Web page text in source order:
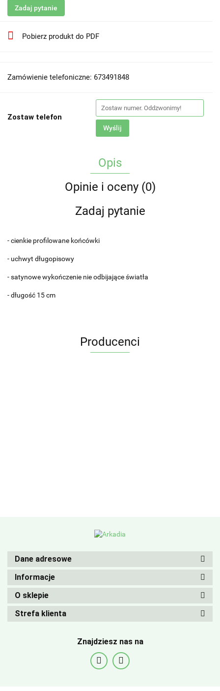
Zadaj pytanie
Pobierz produkt do PDF
Zamówienie telefoniczne: 673491848
Zostaw telefon
Wyślij
Opis
Opinie i oceny (0)
Zadaj pytanie
- cienkie profilowane końcówki
- uchwyt długopisowy
- satynowe wykończenie nie odbijające światła
- długość 15 cm
Producenci
Dane adresowe
Informacje
O sklepie
Strefa klienta
Znajdziesz nas na